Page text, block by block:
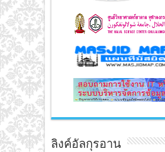
ลิงค์อัลกุรอาน